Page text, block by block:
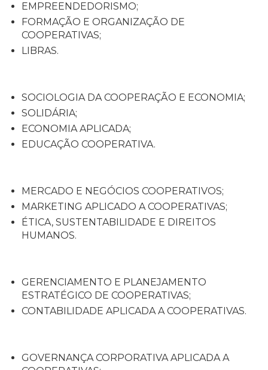
EMPREENDEDORISMO;
FORMAÇÃO E ORGANIZAÇÃO DE
COOPERATIVAS;
LIBRAS.
SOCIOLOGIA DA COOPERAÇÃO E ECONOMIA;
SOLIDÁRIA;
ECONOMIA APLICADA;
EDUCAÇÃO COOPERATIVA.
MERCADO E NEGÓCIOS COOPERATIVOS;
MARKETING APLICADO A COOPERATIVAS;
ÉTICA, SUSTENTABILIDADE E DIREITOS
HUMANOS.
GERENCIAMENTO E PLANEJAMENTO
ESTRATÉGICO DE COOPERATIVAS;
CONTABILIDADE APLICADA A COOPERATIVAS.
GOVERNANÇA CORPORATIVA APLICADA A